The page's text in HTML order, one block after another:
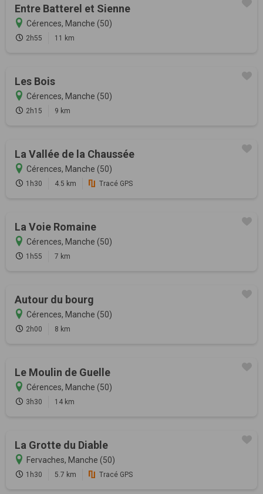
Entre Batterel et Sienne
Cérences, Manche (50)
2h55 11 km
Les Bois
Cérences, Manche (50)
2h15 9 km
La Vallée de la Chaussée
Cérences, Manche (50)
1h30 4.5 km Tracé GPS
La Voie Romaine
Cérences, Manche (50)
1h55 7 km
Autour du bourg
Cérences, Manche (50)
2h00 8 km
Le Moulin de Guelle
Cérences, Manche (50)
3h30 14 km
La Grotte du Diable
Fervaches, Manche (50)
1h30 5.7 km Tracé GPS